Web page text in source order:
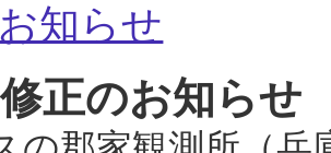
知らせ
正のお知らせ